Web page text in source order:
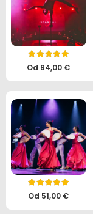
Oceniono
Od 94,00 €
Oceniono
Od 51,00 €